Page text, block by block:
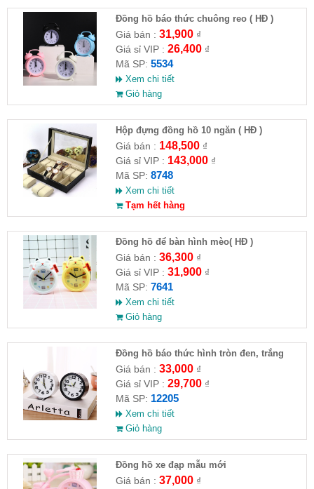
Đồng hồ báo thức chuông reo ( HĐ )
Giá bán : 31,900₫
Giá sỉ VIP : 26,400₫
Mã SP: 5534
Xem chi tiết
Giỏ hàng
Hộp đựng đồng hồ 10 ngăn ( HĐ )
Giá bán : 148,500₫
Giá sỉ VIP : 143,000₫
Mã SP: 8748
Xem chi tiết
Tạm hết hàng
Đồng hồ để bàn hình mèo( HĐ )
Giá bán : 36,300₫
Giá sỉ VIP : 31,900₫
Mã SP: 7641
Xem chi tiết
Giỏ hàng
Đồng hồ báo thức hình tròn đen, trắng
(Full VAT )
Giá bán : 33,000₫
Giá sỉ VIP : 29,700₫
Mã SP: 12205
Xem chi tiết
Giỏ hàng
Đồng hồ xe đạp mẫu mới
Giá bán : 37,000₫